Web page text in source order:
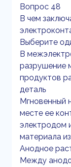
Вопрос 48
В чем
Выберите
В
разрушение
продуктов
деталь
Мгновенный
месте ее
электродом
материала
Анодное
Между